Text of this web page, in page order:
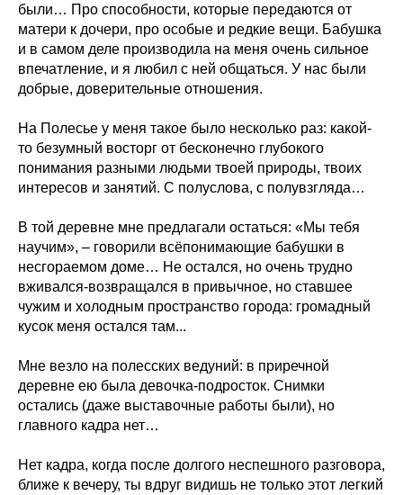
были… Про способности, которые передаются от
матери к дочери, про особые и редкие вещи. Бабушка
и в самом деле производила на меня очень сильное
впечатление, и я любил с ней общаться. У нас были
добрые, доверительные отношения.
На Полесье у меня такое было несколько раз: какой-
то безумный восторг от бесконечно глубокого
понимания разными людьми твоей природы, твоих
интересов и занятий. С полуслова, с полувзгляда…
В той деревне мне предлагали остаться: «Мы тебя
научим», – говорили всёпонимающие бабушки в
несгораемом доме… Не остался, но очень трудно
вживался-возвращался в привычное, но ставшее
чужим и холодным пространство города: громадный
кусок меня остался там...
Мне везло на полесских ведуний: в приречной
деревне ею была девочка-подросток. Снимки
остались (даже выставочные работы были), но
главного кадра нет…
Нет кадра, когда после долгого неспешного разговора,
ближе к вечеру, ты вдруг видишь не только этот легкий